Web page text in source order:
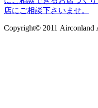
Copyright© 2011 Airconland